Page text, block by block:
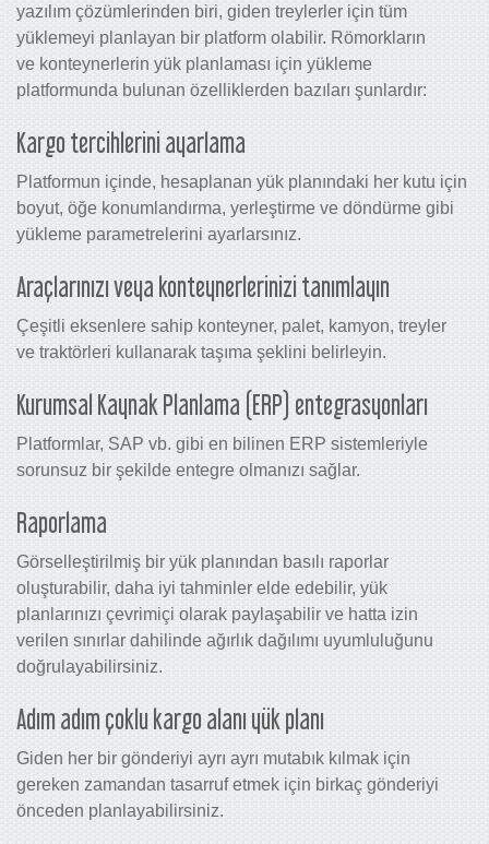
yazılım çözümlerinden biri, giden treylerler için tüm
yüklemeyi planlayan bir platform olabilir. Römorkların
ve konteynerlerin yük planlaması için yükleme
platformunda bulunan özelliklerden bazıları şunlardır:
Kargo tercihlerini ayarlama
Platformun içinde, hesaplanan yük planındaki her kutu için
boyut, öğe konumlandırma, yerleştirme ve döndürme gibi
yükleme parametrelerini ayarlarsınız.
Araçlarınızı veya konteynerlerinizi tanımlayın
Çeşitli eksenlere sahip konteyner, palet, kamyon, treyler
ve traktörleri kullanarak taşıma şeklini belirleyin.
Kurumsal Kaynak Planlama (ERP) entegrasyonları
Platformlar, SAP vb. gibi en bilinen ERP sistemleriyle
sorunsuz bir şekilde entegre olmanızı sağlar.
Raporlama
Görselleştirilmiş bir yük planından basılı raporlar
oluşturabilir, daha iyi tahminler elde edebilir, yük
planlarınızı çevrimiçi olarak paylaşabilir ve hatta izin
verilen sınırlar dahilinde ağırlık dağılımı uyumluluğunu
doğrulayabilirsiniz.
Adım adım çoklu kargo alanı yük planı
Giden her bir gönderiyi ayrı ayrı mutabık kılmak için
gereken zamandan tasarruf etmek için birkaç gönderiyi
önceden planlayabilirsiniz.